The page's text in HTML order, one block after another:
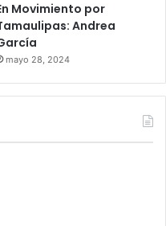
Movimiento por
Andrea
mayo 28, 2024